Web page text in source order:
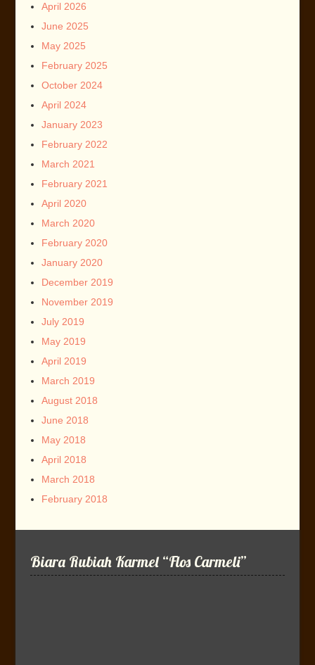
April 2026
June 2025
May 2025
February 2025
October 2024
April 2024
January 2023
February 2022
March 2021
February 2021
April 2020
March 2020
February 2020
January 2020
December 2019
November 2019
July 2019
May 2019
April 2019
March 2019
August 2018
June 2018
May 2018
April 2018
March 2018
February 2018
Biara Rubiah Karmel “Flos Carmeli”